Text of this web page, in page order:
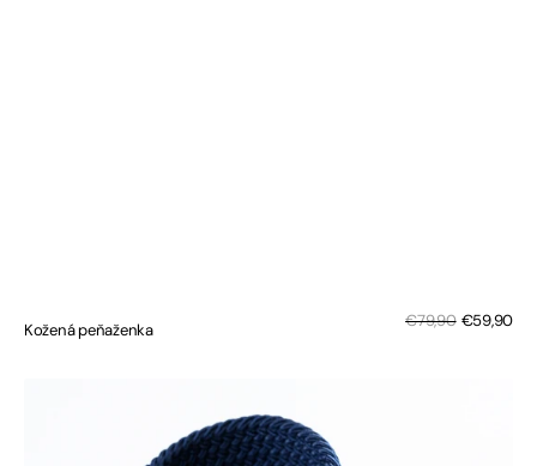
Kožená peňaženka
Regular
€79,90 €59,90